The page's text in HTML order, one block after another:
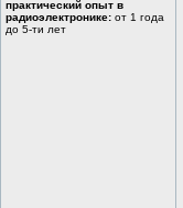
практический опыт в
радиоэлектронике: от 1 года
до 5-ти лет